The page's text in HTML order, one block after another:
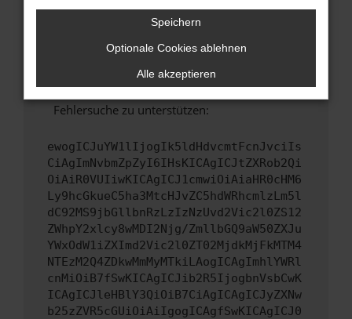
Wende dich an den Webseitenbetreiber.
Wenn du alle oben genannten Schritte versucht
hast, kontaktiere uns bitte. Wir werden
versuchen, das Problem zu beheben. Du kannst
uns diesen Text schicken, um uns bei der
Fehlersuche zu unterstützen:
ewogICJuYW1lIjogIk5ldHdvcmtFcnJvciIs
CiAgImNvbmZpZyI6IHsKICAgICJtZXRob2Qi
OiAiR0VUIiwKICAgICJ1cmwiOiAiaHR0cHM6
Ly9hcGkueC5ha3MtcHJvZC5hdWRhcmlzLm5l
dC92MS9jbGllbnRzLzIzNzUvd2Vic2l0ZS12
ZWhpY2xlcy8wMDI2Njg/ZmllbGQ9aW50ZXJu
YWxOdW1iZXImd2Vic2l0ZT02MjdkMjFkMTM4
NTEzM2Q4ZDkwMmMyMTkiLAogICAgImhlYWRl
cnMiOiB7fSwKICAgICJib2R5IjogbnVsbCwK
ICAgICJleHBlY3QiOiB7CiAgICAgICJyZXNw
b25zZVR5cGUiOiAiIgogICAgfSwKICAgICJ0
Speichern
Optionale Cookies ablehnen
Alle akzeptieren